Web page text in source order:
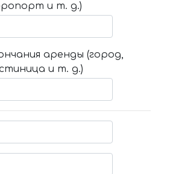
и т. д.)
аренды (город,
и т. д.)